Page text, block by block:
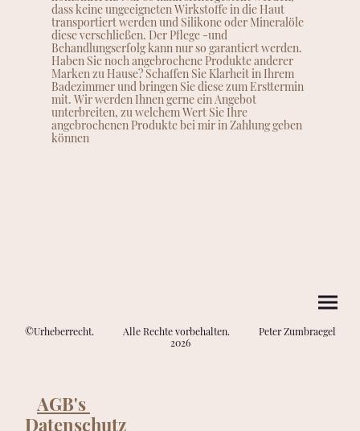
dass keine ungeeigneten Wirkstoffe in die Haut
transportiert werden und Silikone oder Mineralöle
diese verschließen. Der Pflege -und
Behandlungserfolg kann nur so garantiert werden.
Haben Sie noch angebrochene Produkte anderer
Marken zu Hause? Schaffen Sie Klarheit in Ihrem
Badezimmer und bringen Sie diese zum Ersttermin
mit. Wir werden Ihnen gerne ein Angebot
unterbreiten, zu welchem Wert Sie Ihre
angebrochenen Produkte bei mir in Zahlung geben
können
©Urheberrecht. Alle Rechte vorbehalten. Peter Zumbraegel
2026
AGB's
Datenschutz